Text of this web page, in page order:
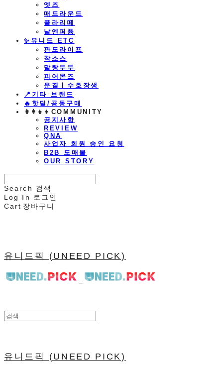
엣즈
매드라운드
플라리떼
날엔퍼퓸
​✨유니드 ETC
판도라이프
착소스
말랑두두
피어몬즈
운결ㅣ수호장생
📍기타 브랜드
🔥핫딜/공동구매
👩‍👩‍👦‍👦COMMUNITY
공지사항
REVIEW
QNA
사업자 회원 승인 요청
B2B 도매몰
OUR STORY
Search
검색
Log In
로그인
Cart 장바구니
유니드픽 (UNEED PICK)
유니드픽 (UNEED PICK)